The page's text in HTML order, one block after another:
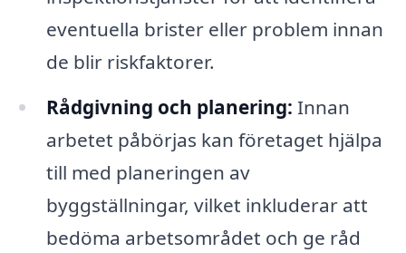
eventuella brister eller problem innan
de blir riskfaktorer.
Rådgivning och planering: Innan
arbetet påbörjas kan företaget hjälpa
till med planeringen av
byggställningar, vilket inkluderar att
bedöma arbetsområdet och ge råd